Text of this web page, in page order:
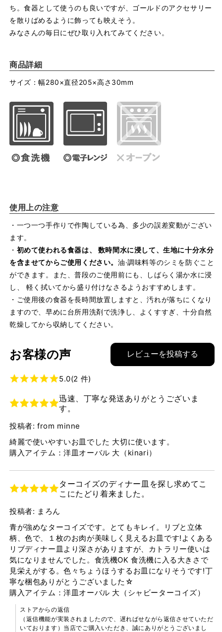
ち。食器として使うのも良いですが、ゴールドのアクセサリー
を散りばめるように飾っても映えそう。
みなさんの毎日にぜひ取り入れてみてください。
商品詳細
サイズ：幅280×直径205×高さ30mm
使用上の注意
・一つ一つ手作りで作陶している為、多少の誤差変動がござい
ます。
・ 初めて使われる食器は、 数時間水に浸して、生地に十分水分
を含ませてからご使用ください。 油·調味料等のシミを防ぐこと
ができます。また、普段のご使用前にも、しばらく湯か水に浸
し、 軽く拭いてから盛り付けなさるようおすすめします。
・ご使用後の食器を長時間放置しますと、汚れが落ちにくなり
ますので、早めに台所用洗剤で洗浄し、よくすすぎ、十分自然
乾燥してから収納してください。
お客様の声 レビューを投稿する
5.0(2 件)
迅速、丁寧な発送ありがとうございま
す。
投稿者: from minne
綺麗で使いやすいお皿でした 大切に使います。
購入アイテム：洋皿オーバル 大（kinari）
ターコイズのディナー皿を探し求めてこ
こにたどり着来ました。
投稿者: まろん
青が強めなターコイズです。とてもキレイ。リブと立体
柄、色で、１枚のお肉が美味しく見えるお皿です!よくある
リブディナー皿より深さがありますが、カトラリー使いは
気になりませんでした。食洗機OK 食洗機に入る大きさで
見栄えがする。色々ちょうほうするお皿になりそうです!丁
寧な梱包ありがとうございました☆
購入アイテム：洋皿オーバル 大（シャビーターコイズ）
ストアからの返信
（返信機能が実装されましたので、遅ればせながら返信させていただ
いております）当店でご購入いただき、誠にありがとうございまし